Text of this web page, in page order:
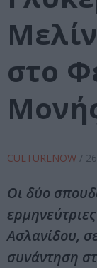
στο
CULTURENOW /
Οι δύο
Ασλανίδου,
συνάντηση